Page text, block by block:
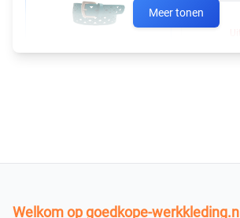
Meer tonen
Welkom op goedkope-werkkleding.nl